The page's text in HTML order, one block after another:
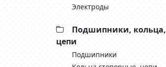
Электроды
Подшипники, кольца,
цепи
Подшипники